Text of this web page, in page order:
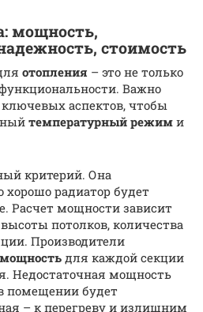
мощность,
стоимость
отопления – это не только
Важно
аспектов, чтобы
температурный режим и
критерий. Она
хорошо радиатор будет
Расчет мощности зависит
потолков, количества
Производители
для каждой секции
Недостаточная мощность
помещении будет
– к перегреву и излишним